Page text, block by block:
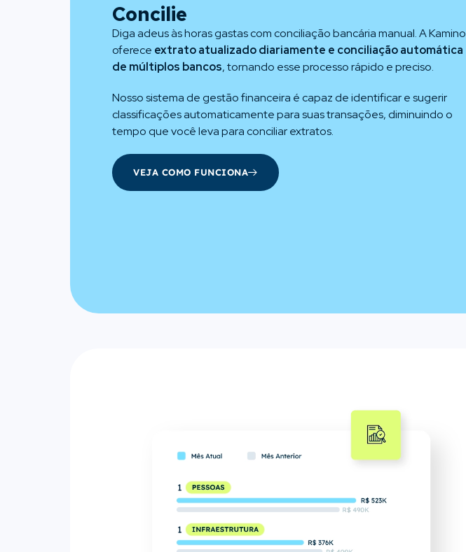
Concilie
Diga adeus às horas gastas com conciliação bancária manual. A Kamino
oferece extrato atualizado diariamente e conciliação automática
de múltiplos bancos, tornando esse processo rápido e preciso.
Nosso sistema de gestão financeira é capaz de identificar e sugerir
classificações automaticamente para suas transações, diminuindo o
tempo que você leva para conciliar extratos.
VEJA COMO FUNCIONA